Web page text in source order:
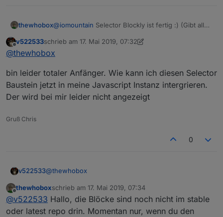
thewhobox@iomountain Selector Blockly ist fertig :) (Gibt alle
Offline
v522533schrieb am 17. Mai 2019, 07:32
zuletzt editiert von v522533
@thewhobox
bin leider totaler Anfänger. Wie kann ich diesen Selector
Baustein jetzt in meine Javascript Instanz intergrieren.
Der wird bei mir leider nicht angezeigt
Gruß Chris
0
v522533@thewhobox
bin leider totaler Anfänger. Wie kann ich diesen
Selector Baustein jetzt in meine Javascript Instanz
intergrieren. Der wird bei mir leider nicht angezeigt
Offline
thewhoboxschrieb am 17. Mai 2019, 07:34
zuletzt editiert von
@v522533 Hallo, die Blöcke sind noch nicht im stable
oder latest repo drin. Momentan nur, wenn du den